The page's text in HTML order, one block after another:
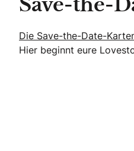
Save-the-
Die Save-the-Date-
Hier beginnt eure